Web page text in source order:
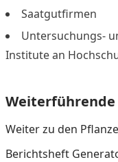
Saatgutfirmen
Untersuchungs-
Institute an
Weiterführende
Weiter zu den
Berichtsheft